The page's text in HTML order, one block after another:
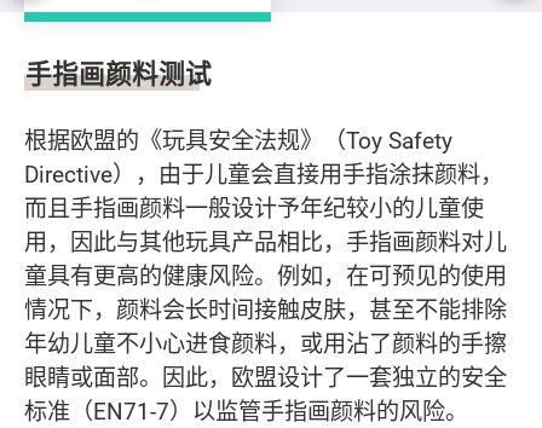
手指画颜料测试结果
手指画颜料测试
根据欧盟的《玩具安全法规》（Toy Safety
Directive），由于儿童会直接用手指涂抹颜料，
而且手指画颜料一般设计予年纪较小的儿童使
用，因此与其他玩具产品相比，手指画颜料对儿
童具有更高的健康风险。例如，在可预见的使用
情况下，颜料会长时间接触皮肤，甚至不能排除
年幼儿童不小心进食颜料，或用沾了颜料的手擦
眼睛或面部。因此，欧盟设计了一套独立的安全
标准（EN71-7）以监管手指画颜料的风险。